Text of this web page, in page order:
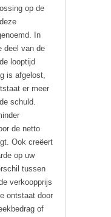
op de
In
deel van de
looptijd
is afgelost,
er meer
schuld.
de netto
Ook creëert
op uw
tussen
verkoopprijs
ontstaat door
of